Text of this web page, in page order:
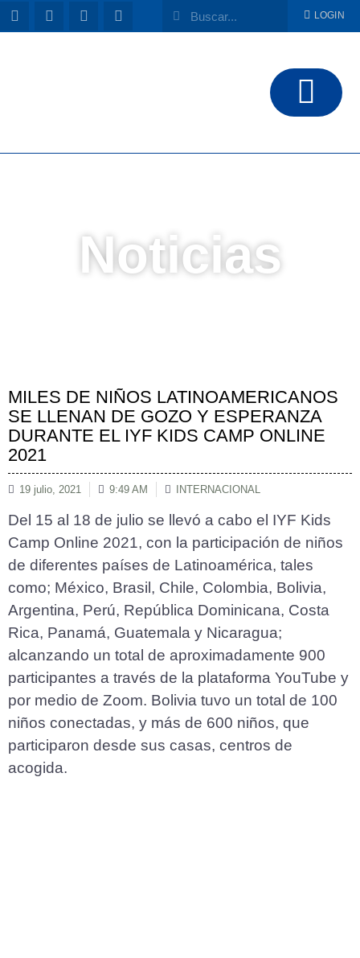
LOGIN
Noticias
MILES DE NIÑOS LATINOAMERICANOS
SE LLENAN DE GOZO Y ESPERANZA
DURANTE EL IYF KIDS CAMP ONLINE
2021
19 julio, 2021 9:49 AM INTERNACIONAL
Del 15 al 18 de julio se llevó a cabo el IYF Kids
Camp Online 2021, con la participación de niños
de diferentes países de Latinoamérica, tales
como; México, Brasil, Chile, Colombia, Bolivia,
Argentina, Perú, República Dominicana, Costa
Rica, Panamá, Guatemala y Nicaragua;
alcanzando un total de aproximadamente 900
participantes a través de la plataforma YouTube y
por medio de Zoom. Bolivia tuvo un total de 100
niños conectadas, y más de 600 niños, que
participaron desde sus casas, centros de
acogida.